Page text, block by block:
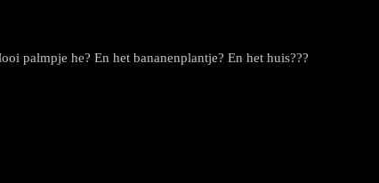
palmpje he? En het bananenplantje? En het huis???